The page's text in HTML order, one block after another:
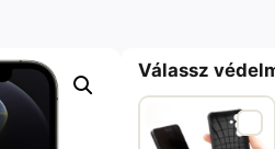
Válassz